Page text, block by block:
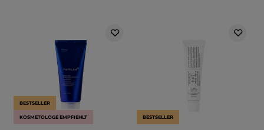
BESTSELLER
KOSMETOLOGE EMPFIEHLT BESTSELLER